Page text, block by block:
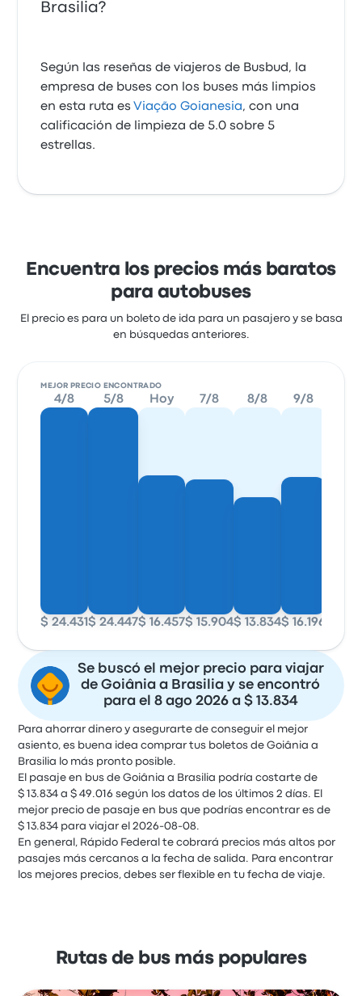
Brasilia?
Según las reseñas de viajeros de Busbud, la
empresa de buses con los buses más limpios
en esta ruta es Viação Goianesia, con una
calificación de limpieza de 5.0 sobre 5
estrellas.
Encuentra los precios más baratos
para autobuses
El precio es para un boleto de ida para un pasajero y se basa
en búsquedas anteriores.
MEJOR PRECIO ENCONTRADO
4/8
$ 24.431
5/8
$ 24.447
Hoy
$ 16.457
7/8
$ 15.904
8/8
$ 13.834
9/8
$ 16.196
Se buscó el mejor precio para viajar
de Goiânia a Brasilia y se encontró
para el 8 ago 2026 a $ 13.834
Para ahorrar dinero y asegurarte de conseguir el mejor
asiento, es buena idea comprar tus boletos de Goiânia a
Brasilia lo más pronto posible.
El pasaje en bus de Goiânia a Brasilia podría costarte de
$ 13.834 a $ 49.016 según los datos de los últimos 2 días. El
mejor precio de pasaje en bus que podrías encontrar es de
$ 13.834 para viajar el 2026-08-08.
En general, Rápido Federal te cobrará precios más altos por
pasajes más cercanos a la fecha de salida. Para encontrar
los mejores precios, debes ser flexible en tu fecha de viaje.
Rutas de bus más populares